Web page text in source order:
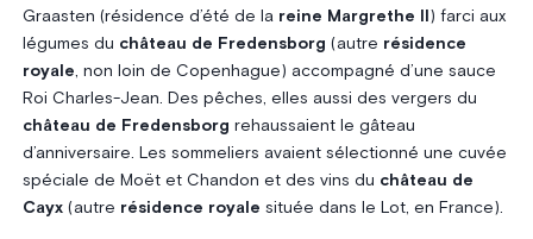
Graasten (résidence d’été de la reine Margrethe II
) farci aux
légumes du château de Fredensborg (autre résidence
royale, non loin de Copenhague) accompagné d’une sauce
Roi Charles-Jean. Des pêches, elles aussi des vergers du
château de Fredensborg rehaussaient le gâteau
d’anniversaire. Les sommeliers avaient sélectionné une cuvée
spéciale de Moët et Chandon et des vins du château de
Cayx(autre résidence royale située dans le Lot, en France).